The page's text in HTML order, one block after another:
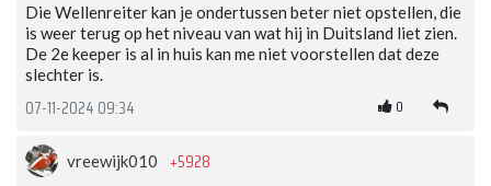
Die Wellenreiter kan je ondertussen beter niet opstellen, die
is weer terug op het niveau van wat hij in Duitsland liet zien.
De 2e keeper is al in huis kan me niet voorstellen dat deze
slechter is.
07-11-2024 09:34 0
vreewijk010 +5928